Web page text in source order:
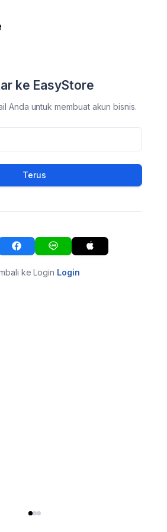
ke EasyStore
Anda untuk membuat akun bisnis.
Terus
ke Login Login